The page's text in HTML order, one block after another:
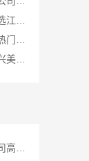
自住房家装装修环保材料，嘉兴美派建材科技有限公司一线品牌正品保障